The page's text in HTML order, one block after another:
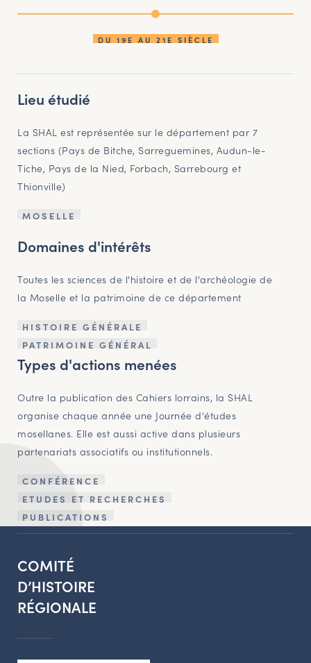
DU 19E AU 21E SIÈCLE
Lieu étudié
La SHAL est représentée sur le département par 7
sections (Pays de Bitche, Sarreguemines, Audun-le-
Tiche, Pays de la Nied, Forbach, Sarrebourg et
Thionville)
MOSELLE
Domaines d'intérêts
Toutes les sciences de l'histoire et de l'archéologie de
la Moselle et la patrimoine de ce département
HISTOIRE GÉNÉRALE
PATRIMOINE GÉNÉRAL
Types d'actions menées
Outre la publication des Cahiers lorrains, la SHAL
organise chaque année une Journée d'études
mosellanes. Elle est aussi active dans plusieurs
partenariats associatifs ou institutionnels.
CONFÉRENCE
ETUDES ET RECHERCHES
PUBLICATIONS
COMITÉ
D’HISTOIRE
RÉGIONALE